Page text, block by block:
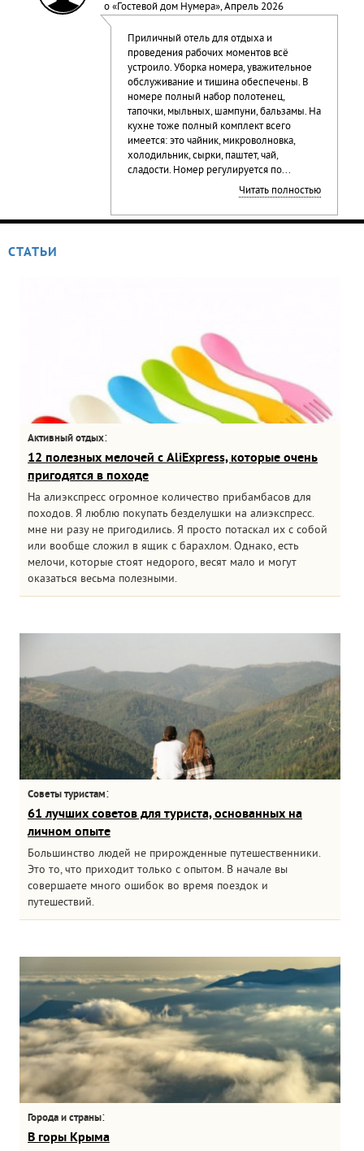
о «Гостевой дом Нумера», Апрель 2026
Приличный отель для отдыха и
проведения рабочих моментов всё
устроило. Уборка номера, уважительное
обслуживание и тишина обеспечены. В
номере полный набор полотенец,
тапочки, мыльных, шампуни, бальзамы. На
кухне тоже полный комплект всего
имеется: это чайник, микроволновка,
холодильник, сырки, паштет, чай,
сладости. Номер регулируется по...
Читать полностью
СТАТЬИ
Активный отдых:
12 полезных мелочей с AliExpress, которые очень
пригодятся в походе
На алиэкспресс огромное количество прибамбасов для
походов. Я люблю покупать безделушки на алиэкспресс.
мне ни разу не пригодились. Я просто потаскал их с собой
или вообще сложил в ящик с барахлом. Однако, есть
мелочи, которые стоят недорого, весят мало и могут
оказаться весьма полезными.
Советы туристам:
61 лучших советов для туриста, основанных на
личном опыте
Большинство людей не прирожденные путешественники.
Это то, что приходит только с опытом. В начале вы
совершаете много ошибок во время поездок и
путешествий.
Города и страны:
В горы Крыма